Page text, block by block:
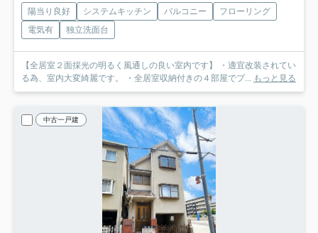
陽当り良好 システムキッチン バルコニー
フローリング
電気有
独立洗面台
【全居室２面採光の明るく風通しの良い室内です】 ・適宜改装されてい
る為、室内大変綺麗です。 ・全居室収納付きの４部屋でプ... もっと見る
中古一戸建